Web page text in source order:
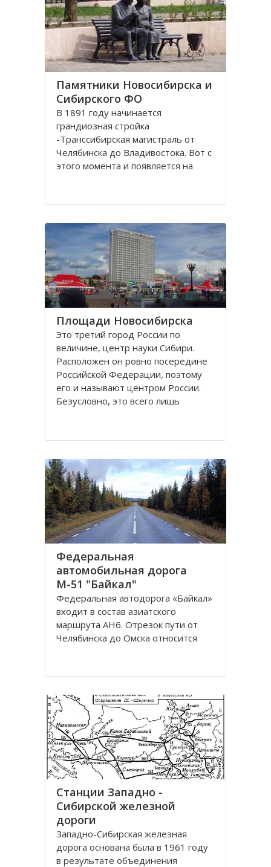
Памятники Новосибирска и
Сибирского ФО
В 1891 году начинается
грандиозная стройка
-Транссибирская магистраль от
Челябинска до Владивостока. Вот с
этого момента и появляется на
История его существования
дорогой. Здесь стоит памятник-
паровоз Н.А
Площади Новосибирска
Это третий город России по
величине, центр науки Сибири.
Расположен он ровно посередине
Российской Федерации, поэтому
его и называют центром России.
Безусловно, это всего лишь
Площадей в Новосибирске
значительных в городе относятся
Федеральная
автомобильная дорога
М-51 "Байкал"
Федеральная автодорога «Байкал»
входит в состав азиатского
маршрута AH6. Отрезок пути от
Челябинска до Омска относится
территориям России, Казахстана и
М55. Автомобильная трасса
«Байкал» начинается от г
Станции Западно -
Сибирской железной
дороги
Западно-Сибирская железная
дорога основана была в 1961 году
в результате объединения